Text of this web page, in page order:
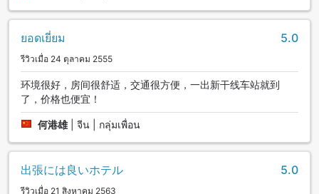
ยอดเยี่ยม 5.0
รีวิวเมื่อ 24 ตุลาคม 2555
环境很好，房间很舒适，交通很方便，一出新干线车站就到
了，价格也便宜！
何港雄| จีน | กลุ่มเพื่อน
出張には良いホテル 5.0
รีวิวเมื่อ 21 สิงหาคม 2563